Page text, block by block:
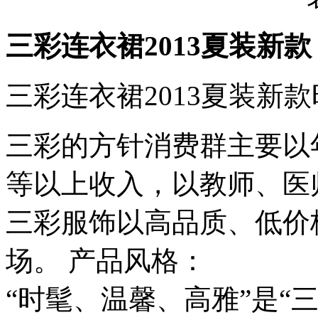
三彩连衣裙2013夏装新款
三彩连衣裙2013夏装新
三彩的方针消费群主要
等以上收入，以教师、
三彩服饰以高品质、低
场。 产品风格：
“时髦、温馨、高雅”是“